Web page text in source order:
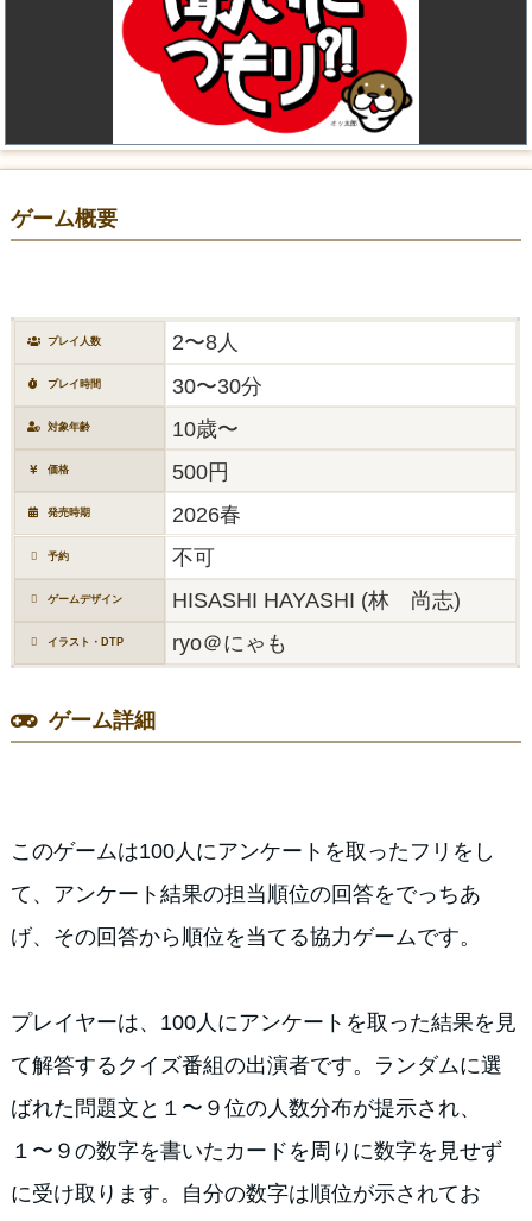
ゲーム概要
プレイ人数 2〜8人
プレイ時間 30〜30分
対象年齢 10歳〜
価格 500円
発売時期 2026春
予約 不可
ゲームデザイン HISASHI HAYASHI (林 尚志)
イラスト・DTP ryo＠にゃも
ゲーム詳細
このゲームは100人にアンケートを取ったフリをし
て、アンケート結果の担当順位の回答をでっちあ
げ、その回答から順位を当てる協力ゲームです。
プレイヤーは、100人にアンケートを取った結果を見
て解答するクイズ番組の出演者です。ランダムに選
ばれた問題文と１〜９位の人数分布が提示され、
１〜９の数字を書いたカードを周りに数字を見せず
に受け取ります。自分の数字は順位が示されてお